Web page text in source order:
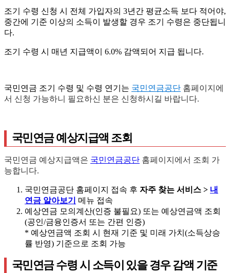
조기 수령 신청 시 전체 가입자의 3년간 평균소득 보다 적어야,
중간에 기준 이상의 소득이 발생할 경우 조기 수령은 중단됩니
다.
조기 수령 시 매년 지급액이 6.0% 감액되어 지급 됩니다.
국민연금 조기 수령 및 수령 연기는 국민연금공단 홈페이지에
서 신청 가능하니 필요하신 분은 신청하시길 바랍니다.
국민연금 예상지급액 조회
국민연금 예상지급액은 국민연금공단 홈페이지에서 조회 가
능합니다.
국민연금공단 홈페이지 접속 후 자주 찾는 서비스 > 내
연금 알아보기
메뉴 접속
예상연금 모의계산(인증 불필요) 또는 예상연금액 조회
(공인/금융인증서 또는 간편 인증)
* 예상연금액 조회 시 현재 기준 및 미래 가치(소득상승
률 반영) 기준으로 조회 가능
국민연금 수령 시 소득이 있을 경우 감액 기준